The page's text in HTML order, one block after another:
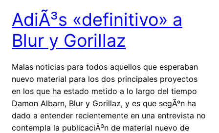
AdiÃ³s «definitivo» a
Blur y Gorillaz
Malas noticias para todos aquellos que esperaban
nuevo material para los dos principales proyectos
en los que ha estado metido a lo largo del tiempo
Damon Albarn, Blur y Gorillaz, y es que segÃºn ha
dado a entender recientemente en una entrevista no
contempla la publicaciÃ³n de material nuevo de